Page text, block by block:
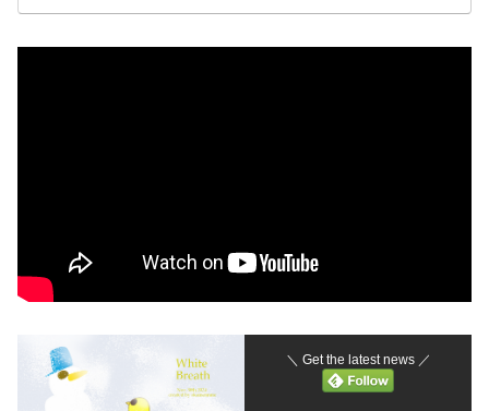
falling, it looks like it could turn completely
＼ Get the latest news ／